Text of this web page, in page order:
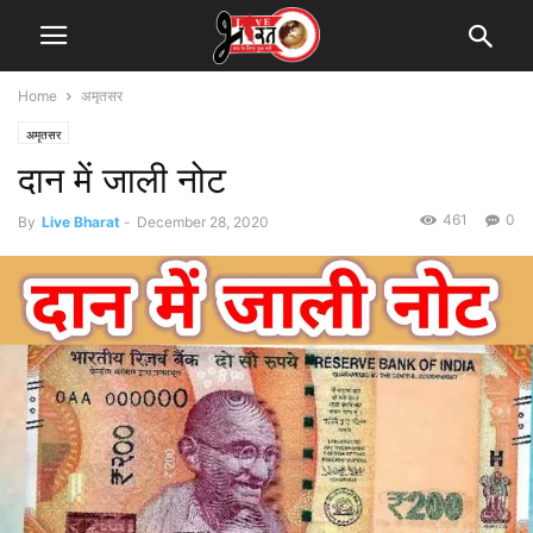
Home अमृतसर
अमृतसर
दान में जाली नोट
By Live Bharat - December 28, 2020 0
461